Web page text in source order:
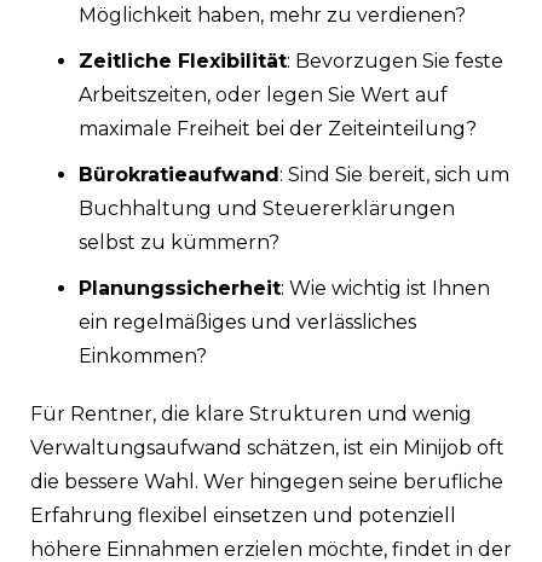
Möglichkeit haben, mehr zu verdienen?
Zeitliche Flexibilität: Bevorzugen Sie feste
Arbeitszeiten, oder legen Sie Wert auf
maximale Freiheit bei der Zeiteinteilung?
Bürokratieaufwand: Sind Sie bereit, sich um
Buchhaltung und Steuererklärungen
selbst zu kümmern?
Planungssicherheit: Wie wichtig ist Ihnen
ein regelmäßiges und verlässliches
Einkommen?
Für Rentner, die klare Strukturen und wenig
Verwaltungsaufwand schätzen, ist ein Minijob oft
die bessere Wahl. Wer hingegen seine berufliche
Erfahrung flexibel einsetzen und potenziell
höhere Einnahmen erzielen möchte, findet in der